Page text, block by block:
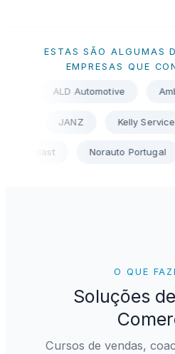
ESTAS SÃO ALGUMAS
EMPRESAS QUE
Ambimed Amorim & Irmãos
IVECO Portugal
Portugal Novabase
O QUE
Soluções
Cursos de vendas,